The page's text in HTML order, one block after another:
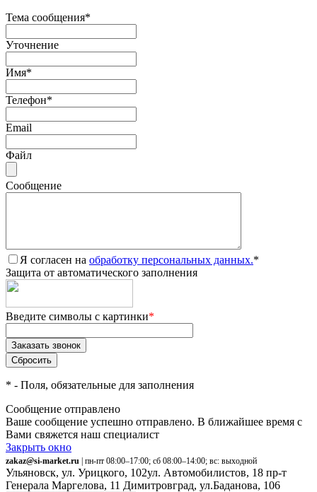
Тема сообщения*
Уточнение
Имя*
Телефон*
Email
Файл
Сообщение
Я согласен на обработку персональных данных.*
Защита от автоматического заполнения
Введите символы с картинки*
* - Поля, обязательные для заполнения
Сообщение отправлено
Ваше сообщение успешно отправлено. В ближайшее время с
Вами свяжется наш специалист
Закрыть окно
zakaz@si-market.ru | пн-пт 08:00–17:00; сб 08:00–14:00; вс: выходной
Ульяновск, ул. Урицкого, 102ул. Автомобилистов, 18 пр-т
Генерала Маргелова, 11 Димитровград, ул.Баданова, 106